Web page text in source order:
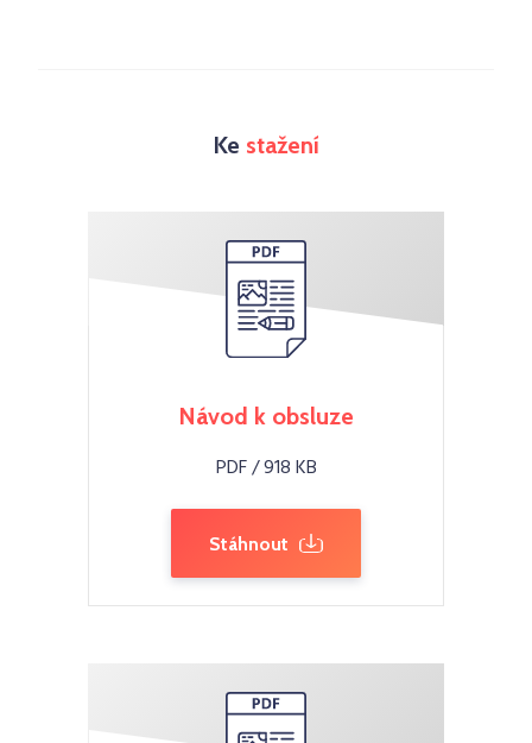
Ke stažení
Návod k obsluze
PDF / 918 KB
Stáhnout